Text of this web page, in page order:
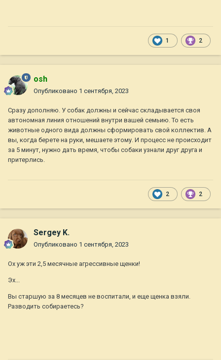
1 2
osh
Опубликовано 1 сентября, 2023
Сразу дополняю. У собак должны и сейчас складывается своя
автономная линия отношений внутри вашей семьию. То есть
животные одного вида должны сформировать свой коллектив. А
вы, когда берете на руки, мешаете этому. И процесс не происходит
за 5 минут, нужно дать время, чтобы собаки узнали друг друга и
притерлись.
2 2
Sergey K.
Опубликовано 1 сентября, 2023
Ох уж эти 2,5 месячные агрессивные щенки!
Эх...
Вы старшую за 8 месяцев не воспитали, и еще щенка взяли.
Разводить собираетесь?